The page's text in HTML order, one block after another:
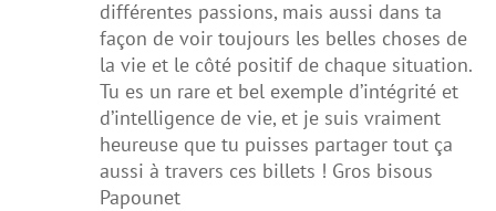
différentes passions, mais aussi dans ta
façon de voir toujours les belles choses de
la vie et le côté positif de chaque situation.
Tu es un rare et bel exemple d’intégrité et
d’intelligence de vie, et je suis vraiment
heureuse que tu puisses partager tout ça
aussi à travers ces billets ! Gros bisous
Papounet